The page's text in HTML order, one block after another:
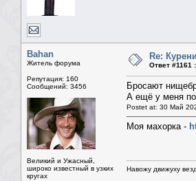
Bahan
Житель форума
Репутация: 160
Сообщений: 3456
Великий и Ужасный,
широко известный в узких
кругах
Re:
Ответ #1161 :
Бросают
А ещё у меня
Postet at: 30 Май
Моя махорка -
Навожу движуху